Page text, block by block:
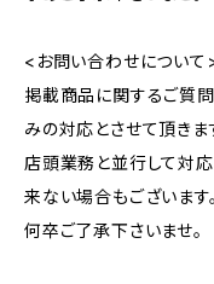
<お問い合わせについて
掲載商品に関するご質
みの対応とさせて頂きま
店頭業務と並行して対
来ない場合もございます。
何卒ご了承下さいませ。